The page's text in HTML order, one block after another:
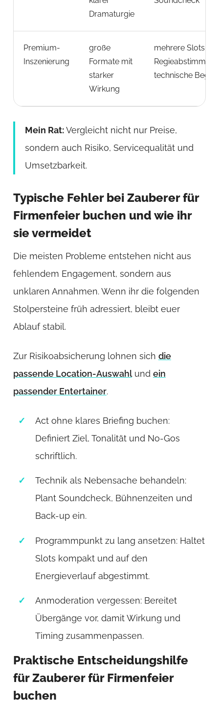
Dramaturgie
Premium-
Inszenierung
große
Formate mit
starker
Wirkung
mehrere Slots,
technische
Mein Rat:Vergleicht nicht nur Preise,
sondern auch Risiko, Servicequalität und
Umsetzbarkeit.
Typische Fehler bei Zauberer für
Firmenfeier buchen und wie ihr
sie vermeidet
Die meisten Probleme entstehen nicht aus
fehlendem Engagement, sondern aus
unklaren Annahmen. Wenn ihr die folgenden
Stolpersteine früh adressiert, bleibt euer
Ablauf stabil.
Zur Risikoabsicherung lohnen sich die
passende Location-Auswahlund ein
passender Entertainer.
Act ohne klares Briefing buchen:
Definiert Ziel, Tonalität und No-Gos
schriftlich.
Technik als Nebensache behandeln:
Plant Soundcheck, Bühnenzeiten und
Back-up ein.
Programmpunkt zu lang ansetzen: Haltet
Slots kompakt und auf den
Energieverlauf abgestimmt.
Anmoderation vergessen: Bereitet
Übergänge vor, damit Wirkung und
Timing zusammenpassen.
Praktische Entscheidungshilfe
für Zauberer für Firmenfeier
buchen